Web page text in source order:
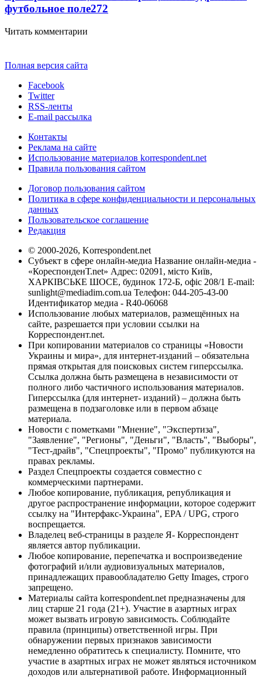
футбольное поле272
Читать комментарии
Полная версия сайта
Facebook
Twitter
RSS-ленты
E-mail рассылка
Контакты
Реклама на сайте
Использование материалов korrespondent.net
Правила пользования сайтом
Договор пользования сайтом
Политика в сфере конфиденциальности и персональных
данных
Пользовательское соглашение
Редакция
© 2000-2026, Korrespondent.net
Субъект в сфере онлайн-медиа Название онлайн-медиа -
«КореспонденТ.net» Адрес: 02091, місто Київ,
ХАРКІВСЬКЕ ШОСЕ, будинок 172-Б, офіс 208/1 E-mail:
sunlight@mediadim.com.ua Телефон: 044-205-43-00
Идентификатор медиа - R40-06068
Использование любых материалов, размещённых на
сайте, разрешается при условии ссылки на
Корреспондент.net.
При копировании материалов со страницы «Новости
Украины и мира», для интернет-изданий – обязательна
прямая открытая для поисковых систем гиперссылка.
Ссылка должна быть размещена в независимости от
полного либо частичного использования материалов.
Гиперссылка (для интернет- изданий) – должна быть
размещена в подзаголовке или в первом абзаце
материала.
Новости с пометками "Мнение", "Экспертиза",
"Заявление", "Регионы", "Деньги", "Власть", "Выборы",
"Тест-драйв", "Спецпроекты", "Промо" публикуются на
правах рекламы.
Раздел Спецпроекты создается совместно с
коммерческими партнерами.
Любое копирование, публикация, републикация и
другое распространение информации, которое содержит
ссылку на "Интерфакс-Украина", EPA / UPG, строго
воспрещается.
Владелец веб-страницы в разделе Я- Корреспондент
является автор публикации.
Любое копирование, перепечатка и воспроизведение
фотографий и/или аудиовизуальных материалов,
принадлежащих правообладателю Getty Images, строго
запрещено.
Материалы сайта korrespondent.net предназначены для
лиц старше 21 года (21+). Участие в азартных играх
может вызвать игровую зависимость. Соблюдайте
правила (принципы) ответственной игры. При
обнаружении первых признаков зависимости
немедленно обратитесь к специалисту. Помните, что
участие в азартных играх не может являться источником
доходов или альтернативой работе. Информационный